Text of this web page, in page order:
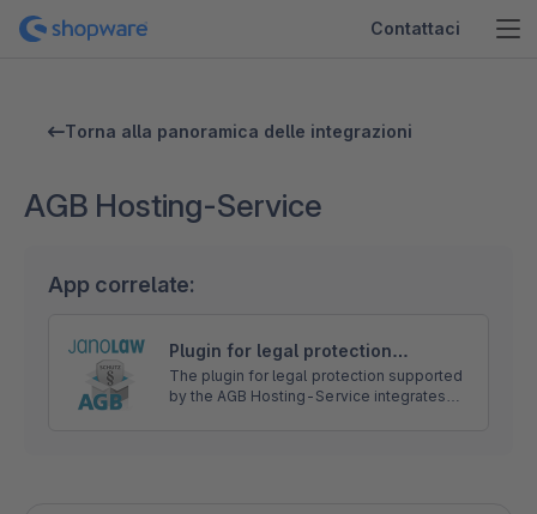
Contattaci
Torna alla panoramica delle integrazioni
AGB Hosting-Service
App correlate:
Plugin for legal protection
(Abmahnschutz)
The plugin for legal protection supported
by the AGB Hosting-Service integrates